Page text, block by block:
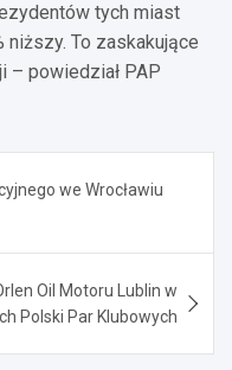
tych miast
niższy. To zaskakujące
– powiedział PAP
we Wrocławiu
Oil Motoru Lublin w
Polski Par Klubowych